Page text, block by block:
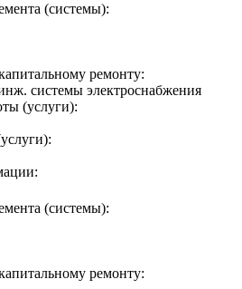
(системы):
ремонту:
системы электроснабжения
(услуги):
(системы):
ремонту: